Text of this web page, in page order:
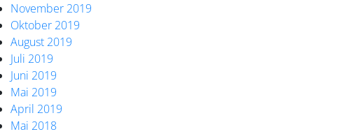
November 2019
Oktober 2019
August 2019
Juli 2019
Juni 2019
Mai 2019
April 2019
Mai 2018